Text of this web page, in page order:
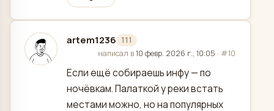
artem1236 111
отредактировано
написал в10 февр. 2026 г., 10:05 · #10
Если ещё собираешь инфу — по
ночёвкам. Палаткой у реки встать
местами можно, но на популярных